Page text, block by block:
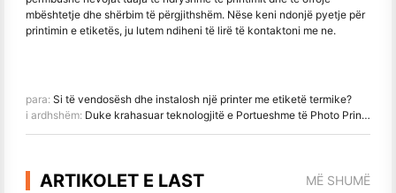
mbështetje dhe shërbim të përgjithshëm. Nëse keni ndonjë pyetje për
printimin e etiketës, ju lutem ndiheni të lirë të kontaktoni me ne.
para: Si të vendosësh dhe instalosh një printer me etiketë termike?
i ardhshëm: Duke krahasuar teknologjitë e Portueshme të Photo Printer: Polaroid, ZINK dhe Dye-Sublimation
ARTIKOLET E LAST MË SHUMË